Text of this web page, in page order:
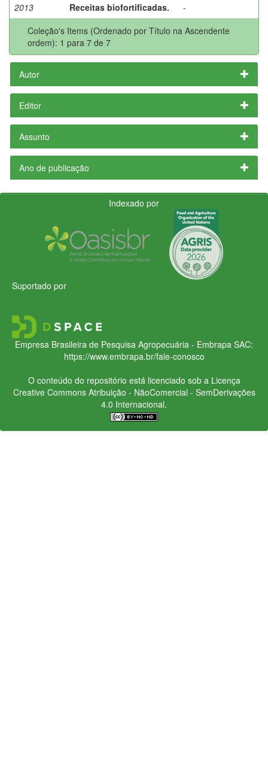
2013
Receitas biofortificadas.
-
Coleção's Items (Ordenado por Título na Ascendente
ordem): 1 para 7 de 7
Autor
Editor
Assunto
Ano de publicação
Indexado por
Suportado por
Empresa Brasileira de Pesquisa Agropecuária - Embrapa SAC:
https://www.embrapa.br/fale-conosco
O conteúdo do repositório está licenciado sob a Licença
Creative CommonsAtribuição - NãoComercial - SemDerivações
4.0 Internacional.